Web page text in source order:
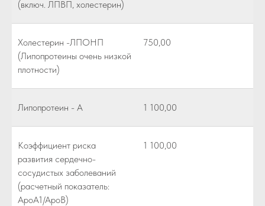
(включ. ЛПВП, холестерин)
Холестерин -ЛПОНП
(Липопротеины очень низкой
плотности)
750,00
Липопротеин - А 1 100,00
Коэффициент риска
развития сердечно-
сосудистых заболеваний
(расчетный показатель:
АроА1/АроВ)
1 100,00